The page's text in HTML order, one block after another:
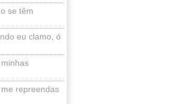
se têm
eu clamo, ó
repreendas